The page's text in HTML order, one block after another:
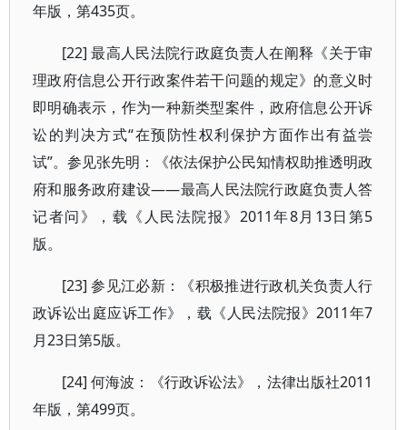
年版，第435页。
[22] 最高人民法院行政庭负责人在阐释《关于审
理政府信息公开行政案件若干问题的规定》的意义时
即明确表示，作为一种新类型案件，政府信息公开诉
讼的判决方式“在预防性权利保护方面作出有益尝
试”。参见张先明：《依法保护公民知情权助推透明政
府和服务政府建设——最高人民法院行政庭负责人答
记者问》，载《人民法院报》2011年8月13日第5
版。
[23] 参见江必新：《积极推进行政机关负责人行
政诉讼出庭应诉工作》，载《人民法院报》2011年7
月23日第5版。
[24] 何海波：《行政诉讼法》，法律出版社2011
年版，第499页。